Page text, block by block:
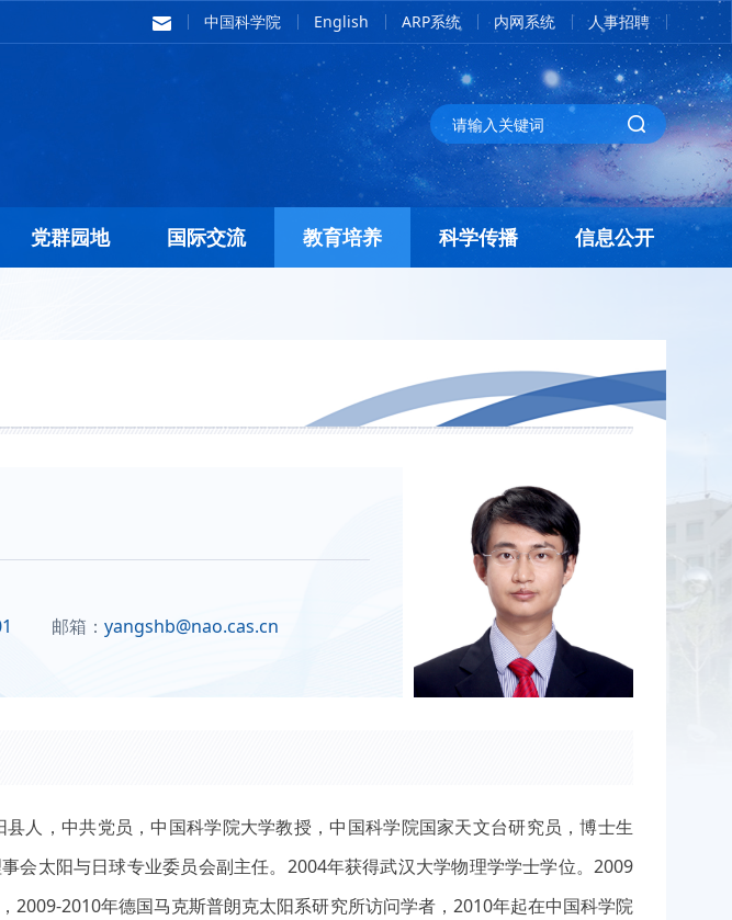
中国科学院 English ARP系统 内网系统 人事招聘
党群园地 国际交流 教育培养 科学传播 信息公开
邮箱： yangshb@nao.cas.cn
人，中共党员，中国科学院大学教授，中国科学院国家天文台研究员，博士生
会太阳与日球专业委员会副主任。2004年获得武汉大学物理学学士学位。2009
2009-2010年德国马克斯普朗克太阳系研究所访问学者，2010年起在中国科学院